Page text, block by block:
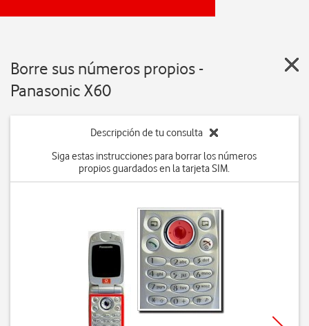
Borre sus números propios -
Panasonic X60
Descripción de tu consulta
Siga estas instrucciones para borrar los números
propios guardados en la tarjeta SIM.